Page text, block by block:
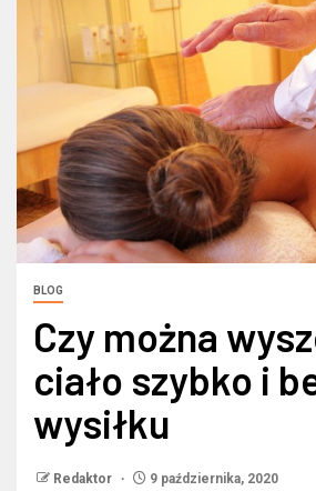
BLOG
Czy można
ciało szybko i
wysiłku
Redaktor 9 października, 2020